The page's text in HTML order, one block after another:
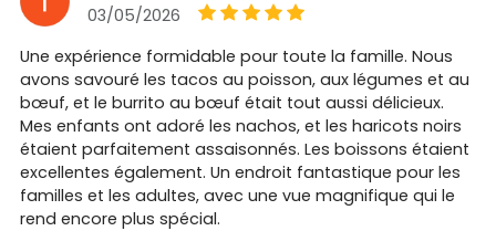
03/05/2026
Une expérience formidable pour toute la famille. Nous
avons savouré les tacos au poisson, aux légumes et au
bœuf, et le burrito au bœuf était tout aussi délicieux.
Mes enfants ont adoré les nachos, et les haricots noirs
étaient parfaitement assaisonnés. Les boissons étaient
excellentes également. Un endroit fantastique pour les
familles et les adultes, avec une vue magnifique qui le
rend encore plus spécial.